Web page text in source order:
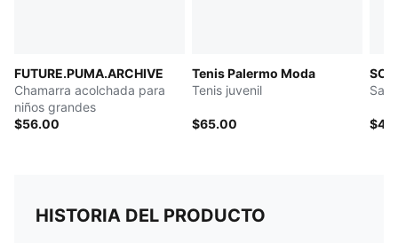
FUTURE.PUMA.ARCHIVE
Chamarra acolchada para
niños grandes
$56.00
Tenis Palermo Moda
Tenis juvenil
$65.00
HISTORIA DEL PRODUCTO